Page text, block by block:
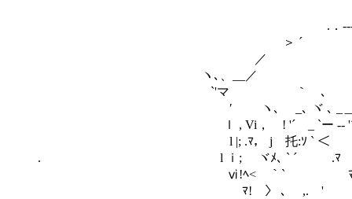
.．-‐- .
＞ ´ ｀´ 丶 .
／ 丶 { ー
ヽ､、__／ ､、 ヽ
`'マ ｀ ､ ｀`ヽ ｀ ｰ-
′ ヽ､ _､ ヾ ､ _＿ ,. ∨⌒´
ｌ , Vi， ! '´ゝ_ `ー -‐ '´ ∨
l |; .ﾏ， j 托:ｿ ` ＜ ヽ ∨ イ／
. l ｉ; ヾﾒ､ ` ´ .ﾏ ，ヽ ､ ニニ＞
ⅵ!ﾍ< ｀` ﾏ ，ﾊヽ. 丶 ニニ
ﾏ! 〉 ､ ,. ' ﾏ .，ﾊ '， 丶